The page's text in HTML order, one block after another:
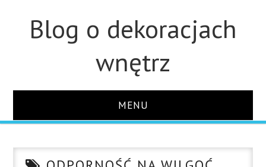
Blog o dekoracjach
wnętrz
MENU